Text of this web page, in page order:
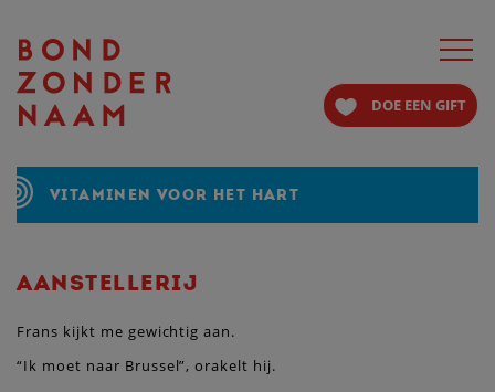
Toggle
DOE EEN GIFT
VITAMINEN VOOR HET HART
AANSTELLERIJ
Frans kijkt me gewichtig aan.
“Ik moet naar Brussel”, orakelt hij.